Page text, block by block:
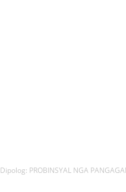
Dipolog: PROBINSYAL NGA